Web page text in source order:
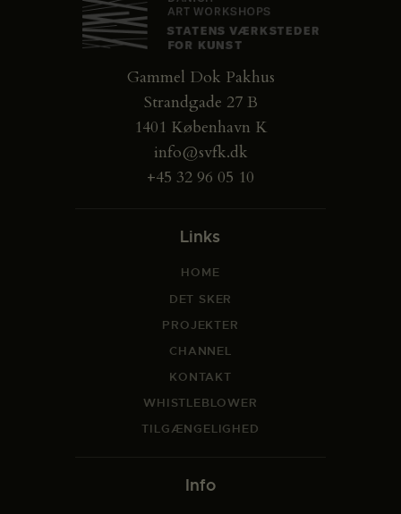
Gammel Dok Pakhus
Strandgade 27 B
1401 København K
info@svfk.dk
+45 32 96 05 10
Links
HOME
DET SKER
PROJEKTER
CHANNEL
KONTAKT
WHISTLEBLOWER
TILGÆNGELIGHED
Info